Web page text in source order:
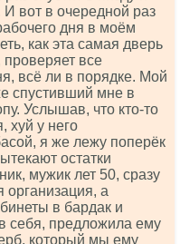
И вот в очередной раз
дня в моём
как эта самая дверь
проверяет все
всё ли в порядке. Мой
спустивший мне в
Услышав, что кто-то
хуй у него
я же лежу поперёк
остатки
мужик лет 50, сразу
а
в бардак и
себя, предложила ему
который мы ему